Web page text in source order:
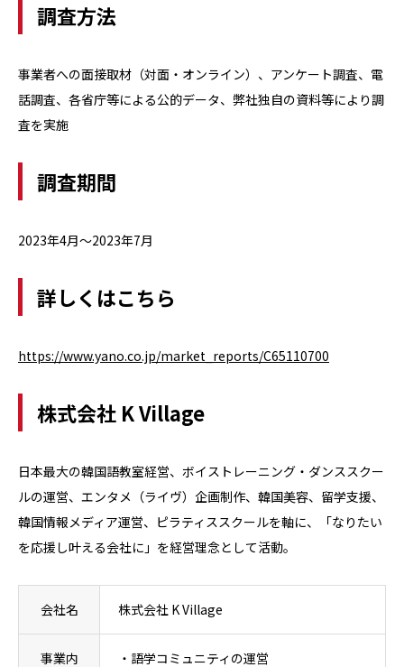
調査方法
事業者への面接取材（対面・オンライン）、アンケート調査、電
話調査、各省庁等による公的データ、弊社独自の資料等により調
査を実施
調査期間
2023年4月～2023年7月
詳しくはこちら
https://www.yano.co.jp/market_reports/C65110700
株式会社 K Village
日本最大の韓国語教室経営、ボイストレーニング・ダンススクー
ルの運営、エンタメ（ライヴ）企画制作、韓国美容、留学支援、
韓国情報メディア運営、ピラティススクールを軸に、「なりたい
を応援し叶える会社に」を経営理念として活動。
会社名 株式会社 K Village
事業内 ・語学コミュニティの運営